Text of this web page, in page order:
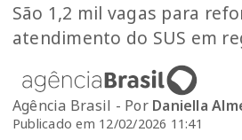
São 1,2 mil vagas para
atendimento do SUS em
Agência Brasil - Por Daniella
Publicado em 12/02/2026 11:41